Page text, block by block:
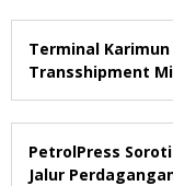
Terminal Karimun
Transshipment
PetrolPress
Jalur